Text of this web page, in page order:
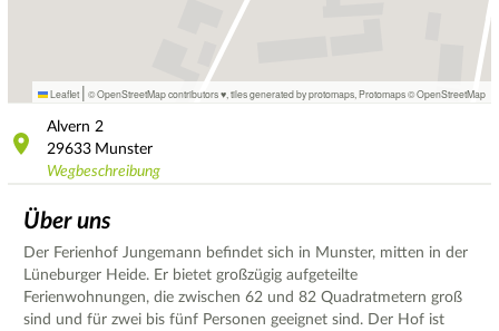
Leaflet | © OpenStreetMap contributors ♥, tiles generated by protomaps Protomaps©OpenStreetMap
Alvern 2
29633 Munster
Wegbeschreibung
Über uns
Der Ferienhof Jungemann befindet sich in Munster, mitten in der
Lüneburger Heide. Er bietet großzügig aufgeteilte
Ferienwohnungen, die zwischen 62 und 82 Quadratmetern groß
sind und für zwei bis fünf Personen geeignet sind. Der Hof ist